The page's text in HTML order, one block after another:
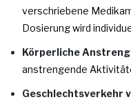
verschriebene
Dosierung wird
Körperliche
anstrengende
Geschlechtsverkehr